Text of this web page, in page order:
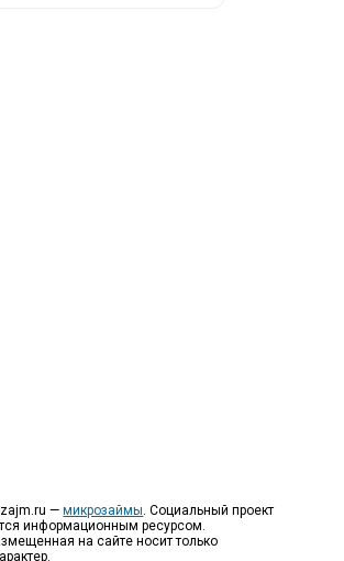
—микрозаймы. Социальный проект
информационным ресурсом.
на сайте носит только